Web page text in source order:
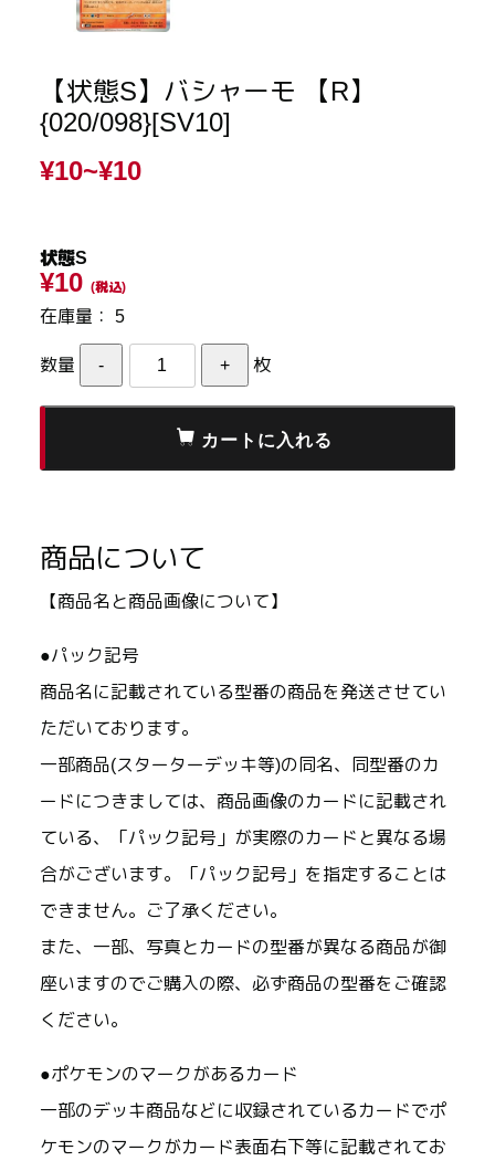
【状態S】バシャーモ 【R】
{020/098}[SV10]
¥10~¥10
状態S
¥10 (税込)
在庫量： 5
数量 枚
商品について
【商品名と商品画像について】
●パック記号
商品名に記載されている型番の商品を発送させてい
ただいております。
一部商品(スターターデッキ等)の同名、同型番のカ
ードにつきましては、商品画像のカードに記載され
ている、「パック記号」が実際のカードと異なる場
合がございます。「パック記号」を指定することは
できません。ご了承ください。
また、一部、写真とカードの型番が異なる商品が御
座いますのでご購入の際、必ず商品の型番をご確認
ください。
●ポケモンのマークがあるカード
一部のデッキ商品などに収録されているカードでポ
ケモンのマークがカード表面右下等に記載されてお